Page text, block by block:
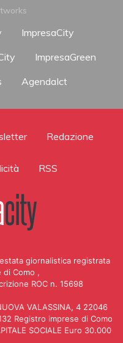
ImpresaCity
ImpresaGreen
AgendaIct
Redazione
RSS
giornalistica registrata
di Como ,
ROC n. 15698
VALASSINA, 4 22046
Registro imprese di Como
SOCIALE Euro 30.000